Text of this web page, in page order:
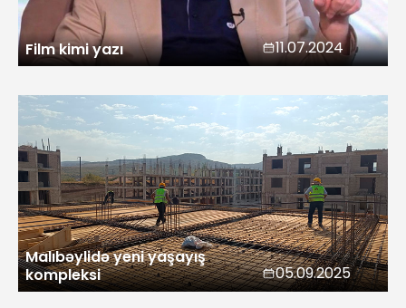
Film kimi yazı 11.07.2024
Malıbəylidə yeni yaşayış
kompleksi
05.09.2025